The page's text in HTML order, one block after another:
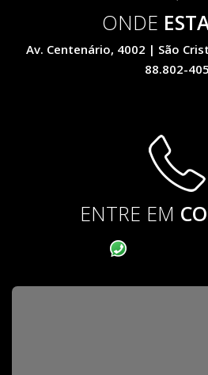
ONDE
Av. Centenário, 4002 | São
88.802-405
ENTRE EM
| 9.9164-2531